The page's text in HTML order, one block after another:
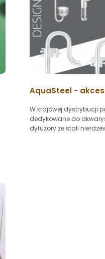
AquaSteel -
W krajowej dystrybucji
dedykowane do
dyfuzory ze stali